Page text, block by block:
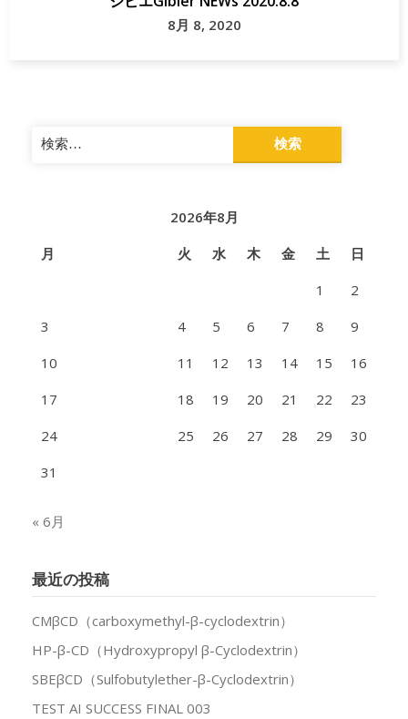
8月 8, 2020
検
索:
2026年8月
月
火 水 木 金 土
日
1
2
3
4 5 6 7 8
9
10
11 12 13 14 15
16
17
18 19 20 21 22
23
24
25 26 27 28 29
30
31
« 6月
最近の投稿
CMβCD（carboxymethyl-β-cyclodextrin）
HP-β-CD（Hydroxypropyl β-Cyclodextrin）
SBEβCD（Sulfobutylether-β-Cyclodextrin）
TEST AI SUCCESS FINAL 003